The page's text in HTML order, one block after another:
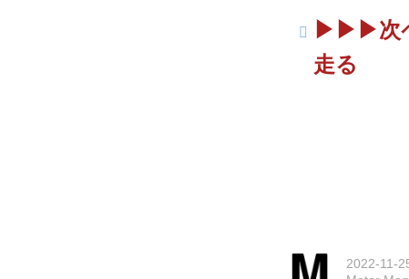
▶︎▶︎▶︎次ペ
走る
2022-11-